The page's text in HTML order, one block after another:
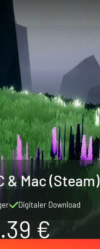
& Mac (Steam)
Digitaler Download
€